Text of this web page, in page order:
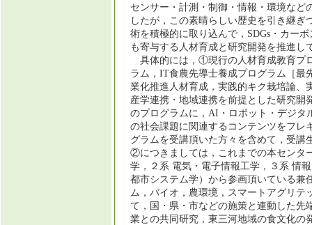
センサー・計測・制御・情報・環境な
したが，この素晴らしい歴史を引き継
術を積極的に取り込んで，SDGs・カー
も寄与する人材育成と研究開発を推進し
具体的には，①現行の人材育成教育プ
ラム，IT食農先導士養成プログラム［最
業化推進人材育成，実践的キク栽培論
産学連携・地域連携を前提とした研究
のプログラムに，AI・ロボット・デジタ
の社会課題に関連するコンテンツをフレ
グラムを受講頂いた方々を含めて，受
②につきましては，これまでの本センタ
学，２系 電気・電子情報工学，３系 情
都市システム学）から参画頂いている兼
ム，バイオ，農環境，スマートアグリ
て，国・県・市などの施策と連動した
業との共同研究，東三河地域の食文化の